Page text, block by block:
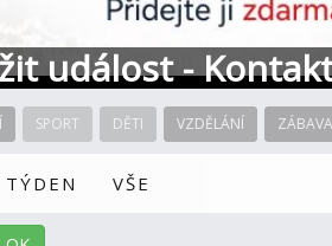
událost -
SPORT DĚTI VZDĚLÁNÍ ZÁBAVA
VŠE